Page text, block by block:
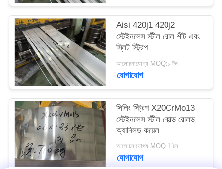
Aisi 420j1 420j2
স্টেইনলেস স্টীল রোল শীট এবং
স্লিট স্ট্রিপ
আলোচনাযোগ্য MOQ:১ টন
যোগাযোগ
সিলিং স্ট্রিপ X20CrMo13
স্টেইনলেস স্টীল কোল্ড রোলড
অ্যানিলড কয়েল
আলোচনাযোগ্য MOQ:1 টন
যোগাযোগ